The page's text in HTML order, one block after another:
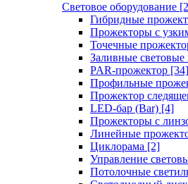
Световое оборудование
Гибридные
Прожекторы с
Точечные
Заливные световые
PAR-прожектор [34]
Профильные
Прожектор
LED-бар (Bar) [4]
Прожекторы с
Линейные
Циклорама [2]
Управление
Потолочные